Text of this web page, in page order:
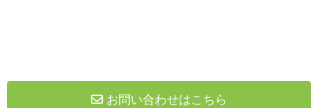
お問い合わせはこちら